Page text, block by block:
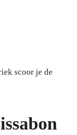
scoor je de